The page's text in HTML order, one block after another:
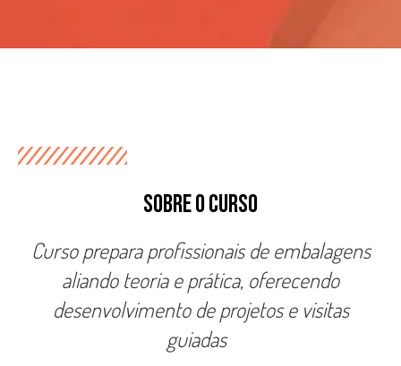
SOBRE O CURSO
Curso prepara profissionais de embalagens
aliando teoria e prática, oferecendo
desenvolvimento de projetos e visitas
guiadas